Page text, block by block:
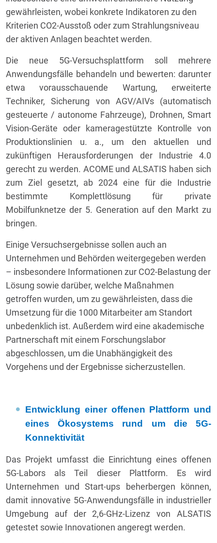
gewährleisten, wobei konkrete Indikatoren zu den
Kriterien CO2-Ausstoß oder zum Strahlungsniveau
der aktiven Anlagen beachtet werden.
Die neue 5G-Versuchsplattform soll mehrere
Anwendungsfälle behandeln und bewerten: darunter
etwa vorausschauende Wartung, erweiterte
Techniker, Sicherung von AGV/AIVs (automatisch
gesteuerte / autonome Fahrzeuge), Drohnen, Smart
Vision-Geräte oder kameragestützte Kontrolle von
Produktionslinien u. a., um den aktuellen und
zukünftigen Herausforderungen der Industrie 4.0
gerecht zu werden. ACOME und ALSATIS haben sich
zum Ziel gesetzt, ab 2024 eine für die Industrie
bestimmte Komplettlösung für private
Mobilfunknetze der 5. Generation auf den Markt zu
bringen.
Einige Versuchsergebnisse sollen auch an
Unternehmen und Behörden weitergegeben werden
– insbesondere Informationen zur CO2-Belastung der
Lösung sowie darüber, welche Maßnahmen
getroffen wurden, um zu gewährleisten, dass die
Umsetzung für die 1000 Mitarbeiter am Standort
unbedenklich ist. Außerdem wird eine akademische
Partnerschaft mit einem Forschungslabor
abgeschlossen, um die Unabhängigkeit des
Vorgehens und der Ergebnisse sicherzustellen.
Entwicklung einer offenen Plattform und
eines Ökosystems rund um die 5G-
Konnektivität
Das Projekt umfasst die Einrichtung eines offenen
5G-Labors als Teil dieser Plattform. Es wird
Unternehmen und Start-ups beherbergen können,
damit innovative 5G-Anwendungsfälle in industrieller
Umgebung auf der 2,6-GHz-Lizenz von ALSATIS
getestet sowie Innovationen angeregt werden.